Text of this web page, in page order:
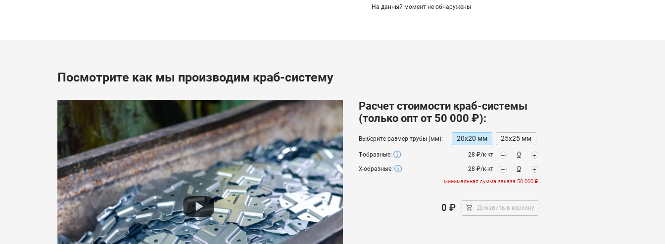
На данный момент не обнаружены
Посмотрите как мы производим краб-систему
Расчет стоимости краб-системы
(только опт от 50 000 ₽):
Выберите размер трубы (мм): 20х20 мм 25х25 мм
Т-образные: 28 ₽/к-кт - +
Х-образные: 28 ₽/к-кт - +
минимальная сумма заказа 50 000 ₽
0 ₽ Добавить в корзину